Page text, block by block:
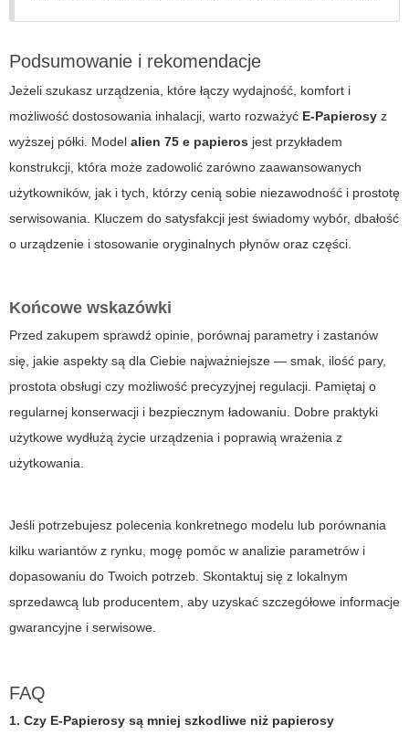
Podsumowanie i rekomendacje
Jeżeli szukasz urządzenia, które łączy wydajność, komfort i
możliwość dostosowania inhalacji, warto rozważyć E-Papierosy z
wyższej półki. Model alien 75 e papieros jest przykładem
konstrukcji, która może zadowolić zarówno zaawansowanych
użytkowników, jak i tych, którzy cenią sobie niezawodność i prostotę
serwisowania. Kluczem do satysfakcji jest świadomy wybór, dbałość
o urządzenie i stosowanie oryginalnych płynów oraz części.
Końcowe wskazówki
Przed zakupem sprawdź opinie, porównaj parametry i zastanów
się, jakie aspekty są dla Ciebie najważniejsze — smak, ilość pary,
prostota obsługi czy możliwość precyzyjnej regulacji. Pamiętaj o
regularnej konserwacji i bezpiecznym ładowaniu. Dobre praktyki
użytkowe wydłużą życie urządzenia i poprawią wrażenia z
użytkowania.
Jeśli potrzebujesz polecenia konkretnego modelu lub porównania
kilku wariantów z rynku, mogę pomóc w analizie parametrów i
dopasowaniu do Twoich potrzeb. Skontaktuj się z lokalnym
sprzedawcą lub producentem, aby uzyskać szczegółowe informacje
gwarancyjne i serwisowe.
FAQ
1. Czy E-Papierosy są mniej szkodliwe niż papierosy